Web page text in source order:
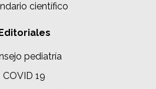
científico
pediatría
COVID 19